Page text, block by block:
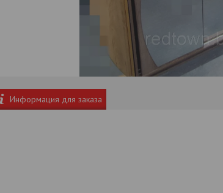
Информация для заказа